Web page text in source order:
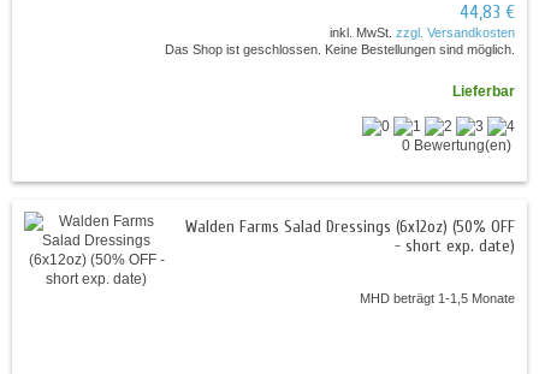
44,83 €
inkl. MwSt. zzgl. Versandkosten
Das Shop ist geschlossen. Keine Bestellungen sind möglich.
Lieferbar
0 Bewertung(en)
Walden Farms Salad Dressings (6x12oz) (50% OFF
- short exp. date)
MHD beträgt 1-1,5 Monate